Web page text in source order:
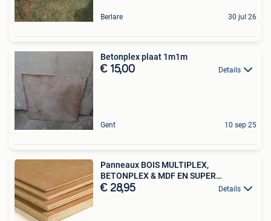
Berlare 30 jul 26
Betonplex plaat 1m1m
€ 15,00 Details
Gent 10 sep 25
Panneaux BOIS MULTIPLEX,
BETONPLEX & MDF EN SUPER
PROMOS!!!
€ 28,95 Details